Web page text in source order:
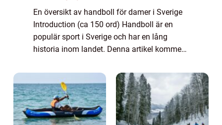
En översikt av handboll för damer i Sverige
Introduction (ca 150 ord) Handboll är en
populär sport i Sverige och har en lång
historia inom landet. Denna artikel kommer
damer i Sverige och kommer att utfor...